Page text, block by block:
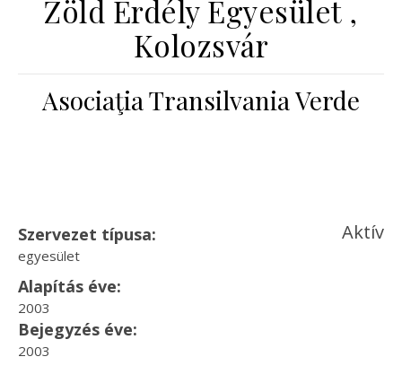
Zöld Erdély Egyesület ,
Kolozsvár
Asociaţia Transilvania Verde
Szervezet típusa:
egyesület
Aktív
Alapítás éve:
2003
Bejegyzés éve:
2003